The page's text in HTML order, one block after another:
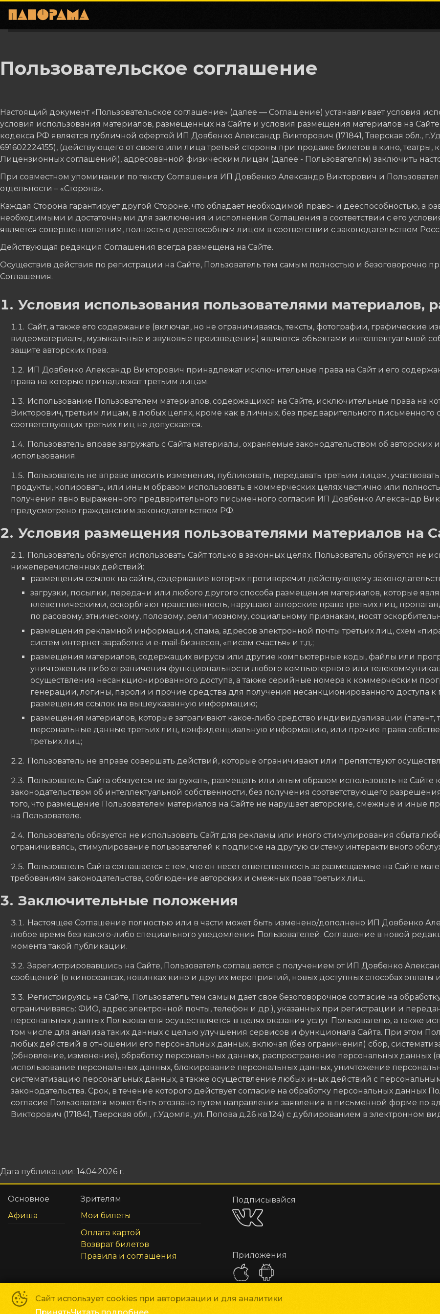
Пользовательское соглашение
Настоящий документ «Пользовательское соглашение» (далее — Соглашение) устанавливает условия
условия использования материалов, размещенных на Сайте и условия размещения материалов на Сайте,
кодекса РФ является публичной офертой ИП Довбенко Александр Викторович (171841, Тверская обл.,
691602224155), (действующего от своего или лица третьей стороны при продаже билетов в кино, театры,
Лицензионных соглашений), адресованной физическим лицам (далее - Пользователям) заключить
При совместном упоминании по тексту Соглашения ИП Довбенко Александр Викторович и
отдельности – «Сторона».
Каждая Сторона гарантирует другой Стороне, что обладает необходимой право- и дееспособностью, а
необходимыми и достаточными для заключения и исполнения Соглашения в соответствии с его
является совершеннолетним, полностью дееспособным лицом в соответствии с законодательством
Действующая редакция Соглашения всегда размещена на Сайте.
Осуществив действия по регистрации на Сайте, Пользователь тем самым полностью и безоговорочно
Соглашения.
Условия использования пользователями материалов,
Сайт, а также его содержание (включая, но не ограничиваясь, тексты, фотографии, графические
видеоматериалы, музыкальные и звуковые произведения) являются объектами интеллектуальной
защите авторских прав.
ИП Довбенко Александр Викторович принадлежат исключительные права на Сайт и его
права на которые принадлежат третьим лицам.
Использование Пользователем материалов, содержащихся на Сайте, исключительные права на
Викторович, третьим лицам, в любых целях, кроме как в личных, без предварительного
соответствующих третьих лиц не допускается.
Пользователь вправе загружать с Сайта материалы, охраняемые законодательством об
использования.
Пользователь не вправе вносить изменения, публиковать, передавать третьим лицам,
продукты, копировать, или иным образом использовать в коммерческих целях частично или
получения явно выраженного предварительного письменного согласия ИП Довбенко Александр
предусмотрено гражданским законодательством РФ.
Условия размещения пользователями материалов на
Пользователь обязуется использовать Сайт только в законных целях. Пользователь обязуется не
нижеперечисленных действий:
размещения ссылок на сайты, содержание которых противоречит действующему
загрузки, посылки, передачи или любого другого способа размещения материалов, которые
клеветническими, оскорбляют нравственность, нарушают авторские права третьих лиц,
по расовому, этническому, половому, религиозному, социальному признакам, носят
размещения рекламной информации, спама, адресов электронной почты третьих лиц, схем
систем интернет-заработка и e-mail-бизнесов, «писем счастья» и т.д.;
размещения материалов, содержащих вирусы или другие компьютерные коды, файлы или
уничтожения либо ограничения функциональности любого компьютерного или
осуществления несанкционированного доступа, а также серийные номера к коммерческим
генерации, логины, пароли и прочие средства для получения несанкционированного доступа к
размещения ссылок на вышеуказанную информацию;
размещения материалов, которые затрагивают какое-либо средство индивидуализации
персональные данные третьих лиц, конфиденциальную информацию, или прочие права
третьих лиц;
Пользователь не вправе совершать действий, которые ограничивают или препятствуют
Пользователь Сайта обязуется не загружать, размещать или иным образом использовать на
законодательством об интеллектуальной собственности, без получения соответствующего
того, что размещение Пользователем материалов на Сайте не нарушает авторские, смежные и иные
на Пользователе.
Пользователь обязуется не использовать Сайт для рекламы или иного стимулирования сбыта
ограничиваясь, стимулирование пользователей к подписке на другую систему интерактивного
Пользователь Сайта соглашается с тем, что он несет ответственность за размещаемые на Сайте
требованиям законодательства, соблюдение авторских и смежных прав третьих лиц.
Заключительные положения
Настоящее Соглашение полностью или в части может быть изменено/дополнено ИП Довбенко
любое время без какого-либо специального уведомления Пользователей. Соглашение в новой
момента такой публикации.
Зарегистрировавшись на Сайте, Пользователь соглашается с получением от ИП Довбенко
сообщений (о киносеансах, новинках кино и других мероприятий, новых доступных способах оплаты
Регистрируясь на Сайте, Пользователь тем самым дает свое безоговорочное согласие на
ограничиваясь: ФИО, адрес электронной почты, телефон и др.), указанных при регистрации и
персональных данных Пользователя осуществляется в целях оказания услуг Пользователю, а также
том числе для анализа таких данных с целью улучшения сервисов и функционала Сайта. При этом
любых действий в отношении его персональных данных, включая (без ограничения) сбор,
(обновление, изменение), обработку персональных данных, распространение персональных данных
использование персональных данных, блокирование персональных данных, уничтожение
систематизацию персональных данных, а также осуществление любых иных действий с
законодательства. Срок, в течение которого действует согласие на обработку персональных данных
согласие Пользователя может быть отозвано путем направления заявления в письменной форме
Викторович (171841, Тверская обл., г.Удомля, ул. Попова д.26 кв.124) с дублированием в электронном
Дата публикации: 14.04.2026 г.
Сайт использует cookies при авторизации и для аналитики
Основное
Афиша
Зрителям
Мои билеты
Оплата картой
Возврат билетов
Правила и соглашения
Подписывайся
Приложения